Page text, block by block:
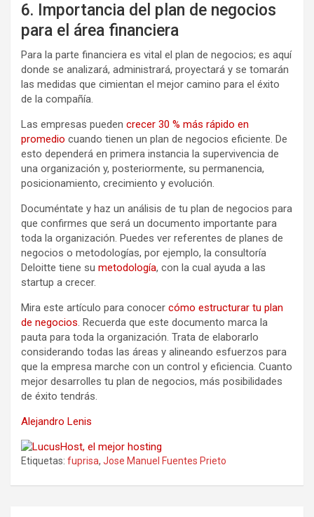
6. Importancia del plan de negocios
para el área financiera
Para la parte financiera es vital el plan de negocios; es aquí
donde se analizará, administrará, proyectará y se tomarán
las medidas que cimientan el mejor camino para el éxito
de la compañía.
Las empresas pueden crecer 30 % más rápido en
promedio cuando tienen un plan de negocios eficiente. De
esto dependerá en primera instancia la supervivencia de
una organización y, posteriormente, su permanencia,
posicionamiento, crecimiento y evolución.
Documéntate y haz un análisis de tu plan de negocios para
que confirmes que será un documento importante para
toda la organización. Puedes ver referentes de planes de
negocios o metodologías, por ejemplo, la consultoría
Deloitte tiene su metodología, con la cual ayuda a las
startup a crecer.
Mira este artículo para conocer cómo estructurar tu plan
de negocios. Recuerda que este documento marca la
pauta para toda la organización. Trata de elaborarlo
considerando todas las áreas y alineando esfuerzos para
que la empresa marche con un control y eficiencia. Cuanto
mejor desarrolles tu plan de negocios, más posibilidades
de éxito tendrás.
Alejandro Lenis
Etiquetas: fuprisa, Jose Manuel Fuentes Prieto